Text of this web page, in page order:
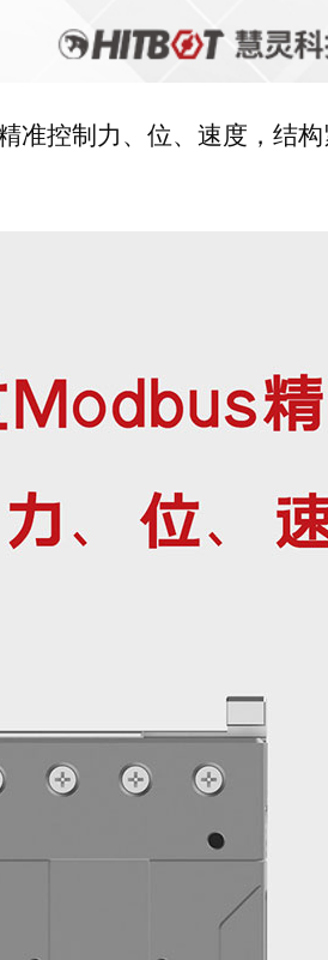
准控制力、位、速度，结